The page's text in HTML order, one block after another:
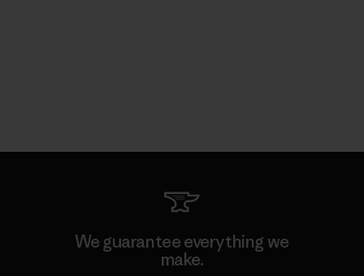
We guarantee everything we
make.